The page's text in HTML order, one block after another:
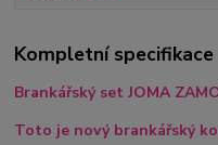
Kompletní specifikace
Brankářský set JOMA
Toto je nový brankářský